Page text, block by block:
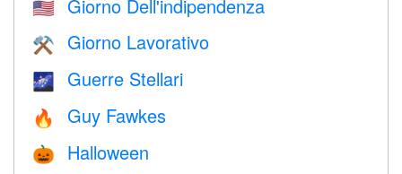
🇺🇸 Giorno Dell'indipendenza
⚒️ Giorno Lavorativo
🌌 Guerre Stellari
🔥 Guy Fawkes
🎃 Halloween